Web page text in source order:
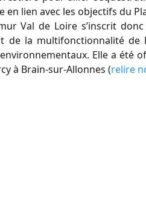
lien avec les objectifs du
Val de Loire s’inscrit
de la multifonctionnalité
Elle a été
à Brain-sur-Allonnes (relire